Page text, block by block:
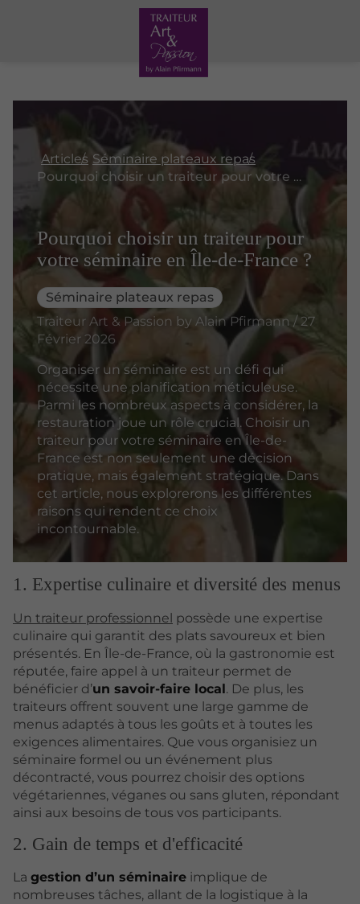
Articles Séminaire plateaux repas
Pourquoi choisir un traiteur pour votre séminaire en Île-de-France ?
Pourquoi choisir un traiteur pour
votre séminaire en Île-de-France ?
Séminaire plateaux repas
Traiteur Art & Passion by Alain Pfirmann / 27
Février 2026
Organiser un séminaire est un défi qui
nécessite une planification méticuleuse.
Parmi les nombreux aspects à considérer, la
restauration joue un rôle crucial. Choisir un
traiteur pour votre séminaire en Île-de-
France est non seulement une décision
pratique, mais également stratégique. Dans
cet article, nous explorerons les différentes
raisons qui rendent ce choix
incontournable.
1. Expertise culinaire et diversité des menus
Un traiteur professionnel possède une expertise
culinaire qui garantit des plats savoureux et bien
présentés. En Île-de-France, où la gastronomie est
réputée, faire appel à un traiteur permet de
bénéficier d’un savoir-faire local. De plus, les
traiteurs offrent souvent une large gamme de
menus adaptés à tous les goûts et à toutes les
exigences alimentaires. Que vous organisiez un
séminaire formel ou un événement plus
décontracté, vous pourrez choisir des options
végétariennes, véganes ou sans gluten, répondant
ainsi aux besoins de tous vos participants.
2. Gain de temps et d'efficacité
La gestion d’un séminaire implique de
nombreuses tâches, allant de la logistique à la